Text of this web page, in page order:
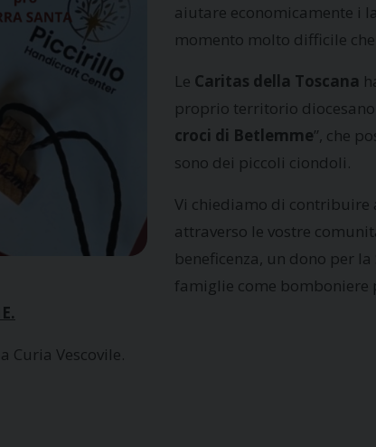
aiutare economicamente i
momento molto difficile
Le Caritas della Toscana
proprio territorio diocesano
croci di Betlemme”, che
sono dei piccoli ciondoli.
Vi chiediamo di contribuire
attraverso le vostre
beneficenza, un dono per
famiglie come bomboniere
Curia Vescovile.